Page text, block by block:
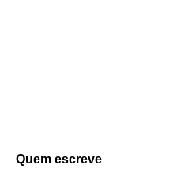
Quem escreve